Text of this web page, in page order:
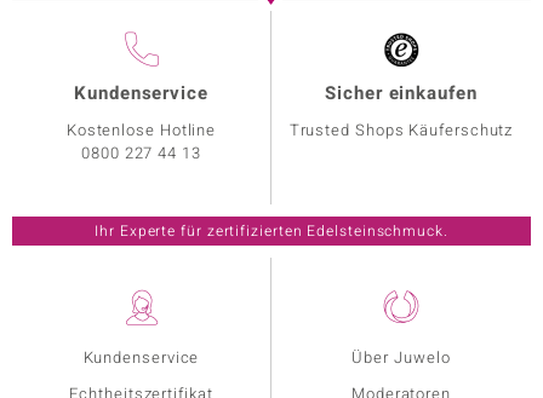
Kundenservice
Über Juwelo
Kundenservice
Kostenlose Hotline
0800 227 44 13
Sicher einkaufen
Trusted Shops Käuferschutz
Ihr Experte für zertifizierten Edelsteinschmuck.